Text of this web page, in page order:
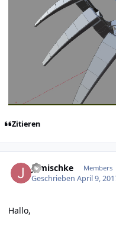
Zitieren
jgmischke Members
GeschriebenApril 9,
Hallo,